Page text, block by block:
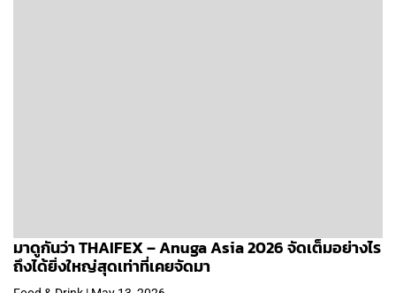
มาดูกันว่า THAIFEX – Anuga Asia 2026 จัดเต็มอย่างไร
ถึงได้ยิ่งใหญ่สุดเท่าที่เคยจัดมา